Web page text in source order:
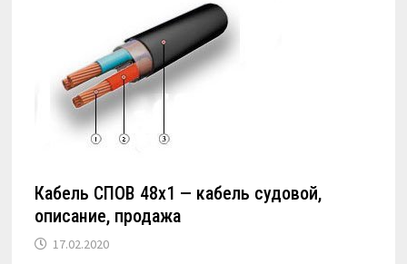
Кабель СПОВ 48х1 — кабель судовой,
описание, продажа
17.02.2020